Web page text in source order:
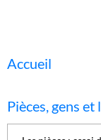
Accueil
Pièces, gens et